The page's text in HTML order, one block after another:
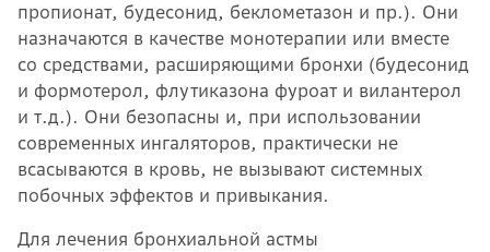
пропионат, будесонид, беклометазон и пр.). Они
назначаются в качестве монотерапии или вместе
со средствами, расширяющими бронхи (будесонид
и формотерол, флутиказона фуроат и вилантерол
и т.д.). Они безопасны и, при использовании
современных ингаляторов, практически не
всасываются в кровь, не вызывают системных
побочных эффектов и привыкания.
Для лечения бронхиальной астмы